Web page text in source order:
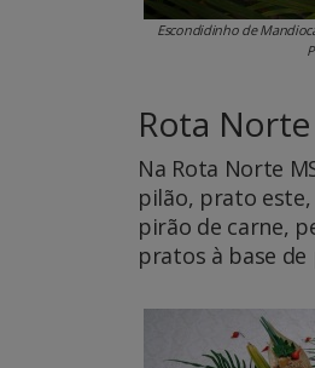
Escondidinho de
Rota Norte
Na Rota Norte
pilão, prato este,
pirão de carne,
pratos à base de